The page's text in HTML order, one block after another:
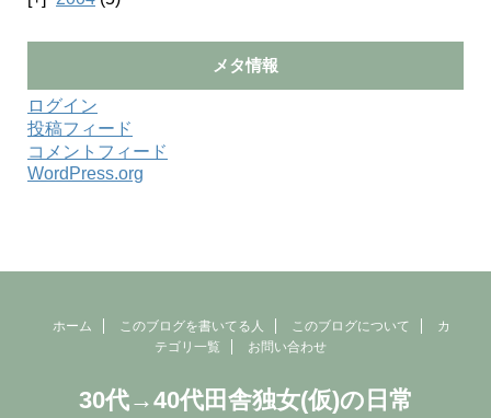
メタ情報
ログイン
投稿フィード
コメントフィード
WordPress.org
ホーム このブログを書いてる人 このブログについて
カ
テゴリ一覧
お問い合わせ
30代→40代田舎独女(仮)の日常